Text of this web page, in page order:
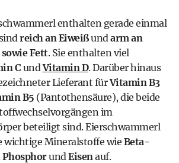
enthalten gerade einmal
reich an Eiweißundarm an
Fett. Sie enthalten viel
C undVitamin D. Darüber hinaus
Lieferant fürVitamin B3
B5 (Pantothensäure), die beide
im
beteiligt sind. Eierschwammerl
wichtige Mineralstoffe wie Beta-
undEisenauf.